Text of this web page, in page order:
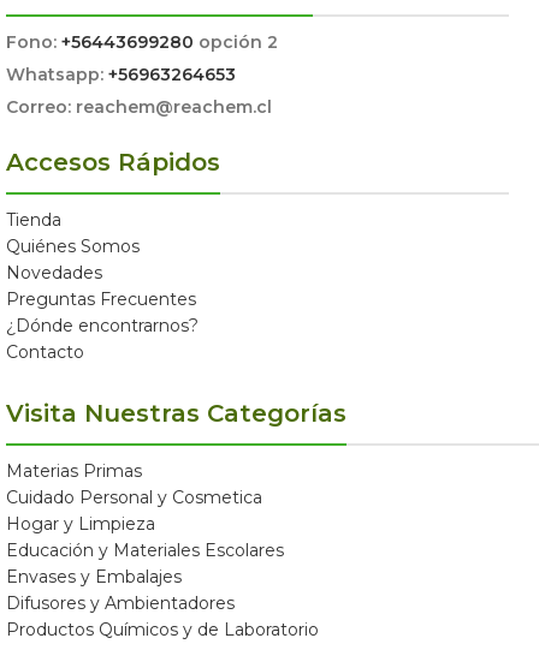
Fono: +56443699280 opción 2
Whatsapp: +56963264653
Correo: reachem@reachem.cl
Accesos Rápidos
Tienda
Quiénes Somos
Novedades
Preguntas Frecuentes
¿Dónde encontrarnos?
Contacto
Visita Nuestras Categorías
Materias Primas
Cuidado Personal y Cosmetica
Hogar y Limpieza
Educación y Materiales Escolares
Envases y Embalajes
Difusores y Ambientadores
Productos Químicos y de Laboratorio